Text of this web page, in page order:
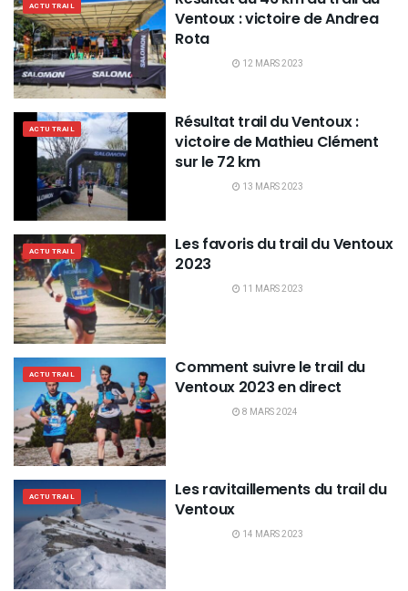
ACTU TRAIL
Ventoux : victoire de Andrea
Rota
12 MARS 2023
ACTU TRAIL
Résultat trail du Ventoux :
victoire de Mathieu Clément
sur le 72 km
13 MARS 2023
ACTU TRAIL
Les favoris du trail du Ventoux
2023
11 MARS 2023
ACTU TRAIL
Comment suivre le trail du
Ventoux 2023 en direct
8 MARS 2024
ACTU TRAIL
Les ravitaillements du trail du
Ventoux
14 MARS 2023